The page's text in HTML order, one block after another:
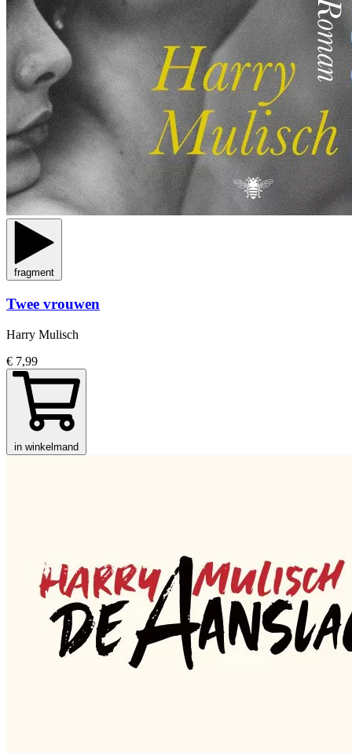
fragment
Twee vrouwen
Harry Mulisch
€ 7,99
in winkelmand